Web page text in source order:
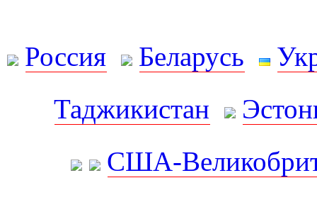
Россия Беларусь
Таджикистан
США-